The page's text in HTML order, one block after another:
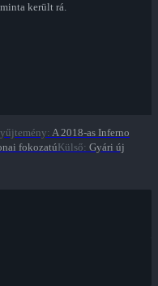
került rá.
: A 2018-as Inferno
fokozatúKülső: Gyári új